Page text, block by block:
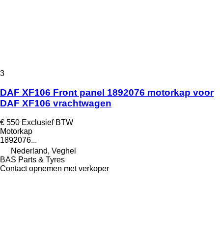
3
DAF XF106 Front panel 1892076 motorkap voor
DAF XF106 vrachtwagen
€ 550 Exclusief BTW
Motorkap
1892076...
Nederland, Veghel
BAS Parts & Tyres
Contact opnemen met verkoper